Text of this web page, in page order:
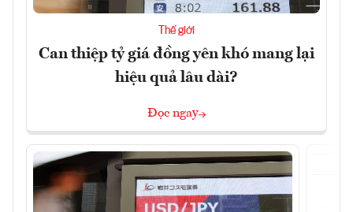
Thế giới
Can thiệp tỷ giá đồng yên khó mang lại
hiệu quả lâu dài?
Đọc ngay